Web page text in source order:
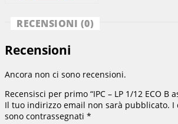
RECENSIONI (0)
Recensioni
Ancora non ci sono recensioni.
Recensisci per primo “IPC – LP 1/12 ECO B
Il tuo indirizzo email non sarà pubblicato. I
sono contrassegnati *